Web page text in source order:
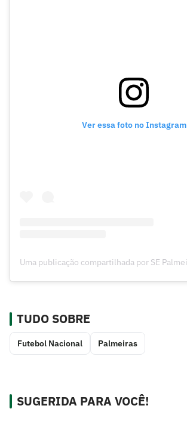
Ver essa foto no Instagram
TUDO SOBRE
Futebol Nacional Palmeiras
SUGERIDA PARA VOCÊ!